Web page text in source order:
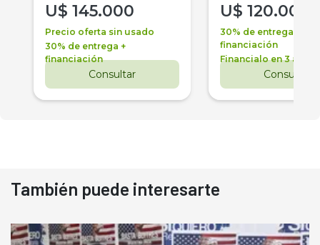
U$ 145.000
Precio oferta sin usado
30% de entrega +
financiación
Consultar
U$ 120.000
30% de entrega +
financiación
Financialo en 3 años
Consultar
También puede interesarte